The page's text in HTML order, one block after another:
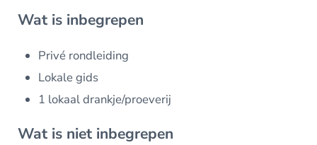
Wat is inbegrepen
Privé rondleiding
Lokale gids
1 lokaal drankje/proeverij
Wat is niet inbegrepen